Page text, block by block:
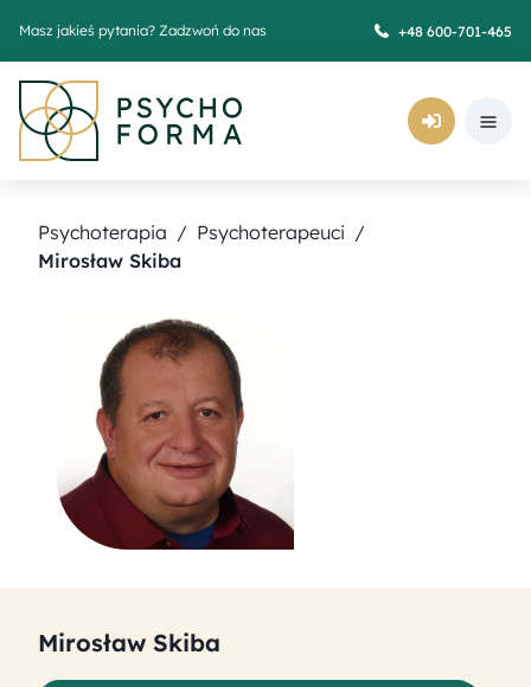
Masz jakieś pytania? Zadzwoń do nas +48 600-701-465
Psychoterapia / Psychoterapeuci /
Mirosław Skiba
Mirosław Skiba